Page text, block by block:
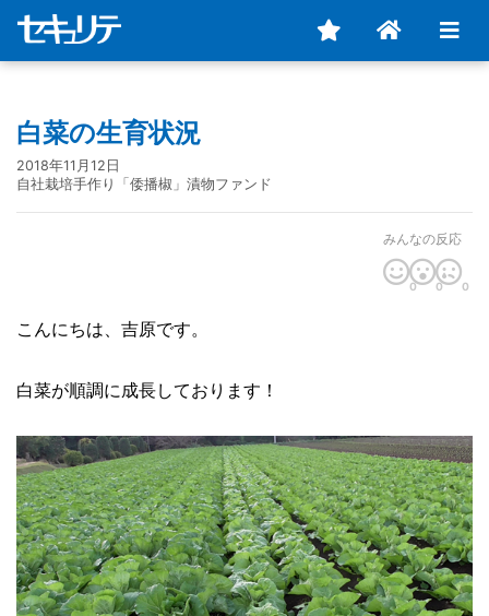
白菜の生育状況
2018年11月12日
自社栽培手作り「倭播椒」漬物ファンド
みんなの反応
0 0 0
こんにちは、吉原です。
白菜が順調に成長しております！